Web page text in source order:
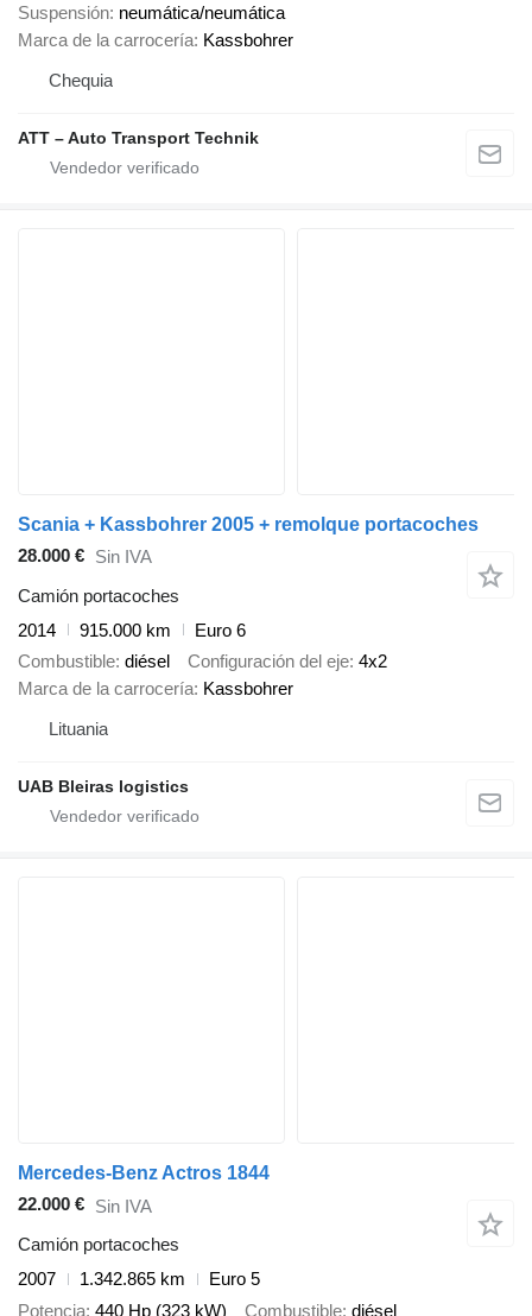
Suspensión neumática/neumática
Marca de la carrocería Kassbohrer
Chequia
ATT – Auto Transport Technik
Scania + Kassbohrer 2005 + remolque portacoches
28.000 € Sin IVA
Camión portacoches
2014
915.000 km
Euro 6
Combustible diésel Configuración del eje 4x2
Marca de la carrocería Kassbohrer
Lituania
UAB Bleiras logistics
Mercedes-Benz Actros 1844
22.000 € Sin IVA
Camión portacoches
2007
1.342.865 km
Euro 5
Potencia 440 Hp (323 kW) Combustible diésel